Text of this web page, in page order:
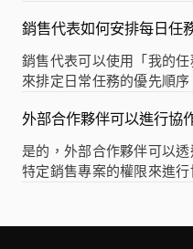
銷售代表如何安排每日任
銷售代表可以使用「我的
來排定日常任務的優先順
外部合作夥伴可以進行協
是的，外部合作夥伴可以
特定銷售專案的權限來進行